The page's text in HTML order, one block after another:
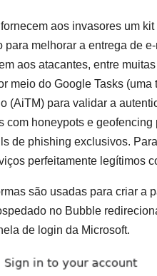
aos invasores um
para melhorar a entrega de
aos atacantes, entre
meio do Google Tasks
(AiTM) para validar a
com honeypots e
de phishing exclusivos.
perfeitamente legítimos
são usadas para criar a
no Bubble
de login da Microsoft.